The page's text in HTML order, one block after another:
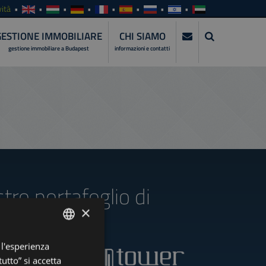
IMMOBILIARE
gestione immobiliare a Budapest
CHI SIAMO
informazioni e contatti
portafoglio di
ENGLISH
×
si accetta